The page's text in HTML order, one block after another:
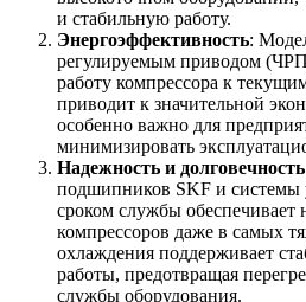
и стабильную работу.
Энергоэффективность:
регулируемым приводом
работу компрессора к
приводит к значительной
особенно важно для
минимизировать
Надежность и долговечность
подшипников SKF и системы
сроком службы обеспечивает
компрессоров даже в самых
охлаждения поддерживает
работы, предотвращая
службы оборудования.